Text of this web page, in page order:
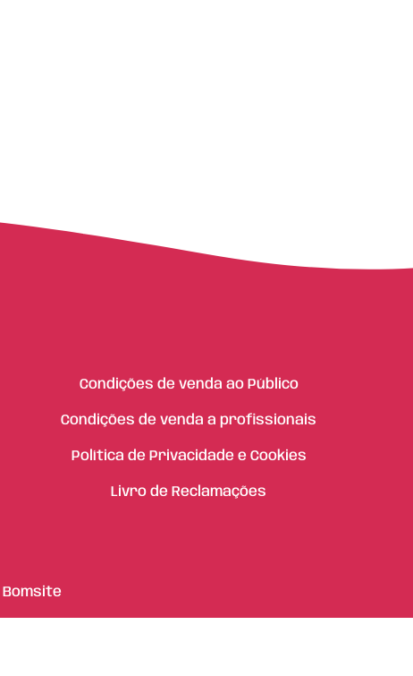
Condições de venda ao Público
Condições de venda a profissionais
Política de Privacidade e Cookies
Livro de Reclamações
Bomsite